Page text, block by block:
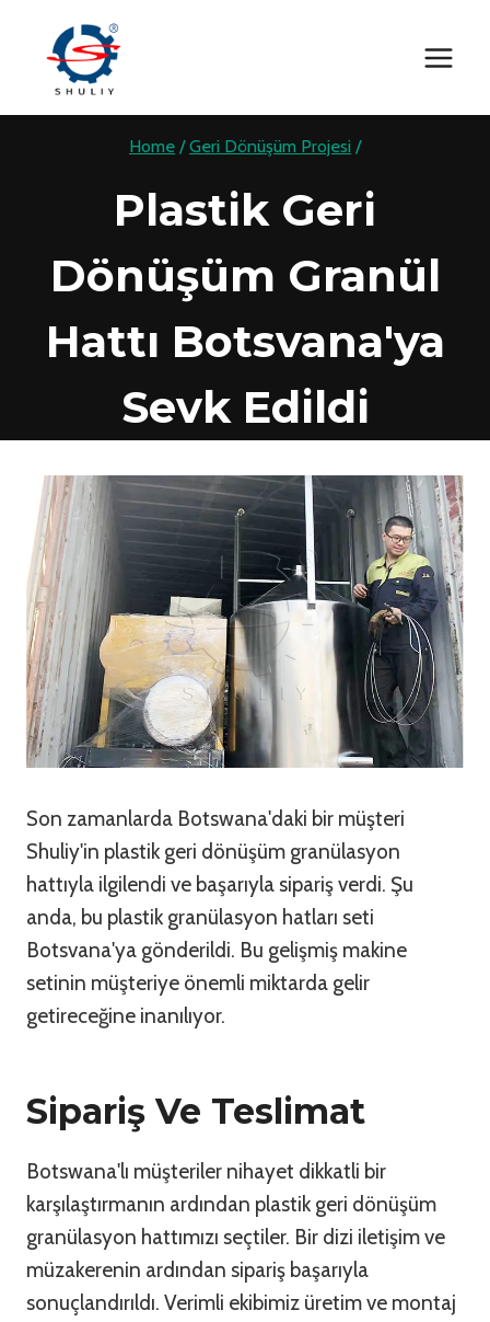
content
Home / Geri Dönüşüm Projesi /
Plastik Geri
Dönüşüm Granül
Hattı Botsvana'ya
Sevk Edildi
Son zamanlarda Botswana'daki bir müşteri
Shuliy'in plastik geri dönüşüm granülasyon
hattıyla ilgilendi ve başarıyla sipariş verdi. Şu
anda, bu plastik granülasyon hatları seti
Botsvana'ya gönderildi. Bu gelişmiş makine
setinin müşteriye önemli miktarda gelir
getireceğine inanılıyor.
Sipariş Ve Teslimat
Botswana'lı müşteriler nihayet dikkatli bir
karşılaştırmanın ardından plastik geri dönüşüm
granülasyon hattımızı seçtiler. Bir dizi iletişim ve
müzakerenin ardından sipariş başarıyla
sonuçlandırıldı. Verimli ekibimiz üretim ve montaj